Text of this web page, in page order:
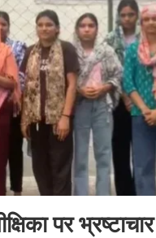
पर